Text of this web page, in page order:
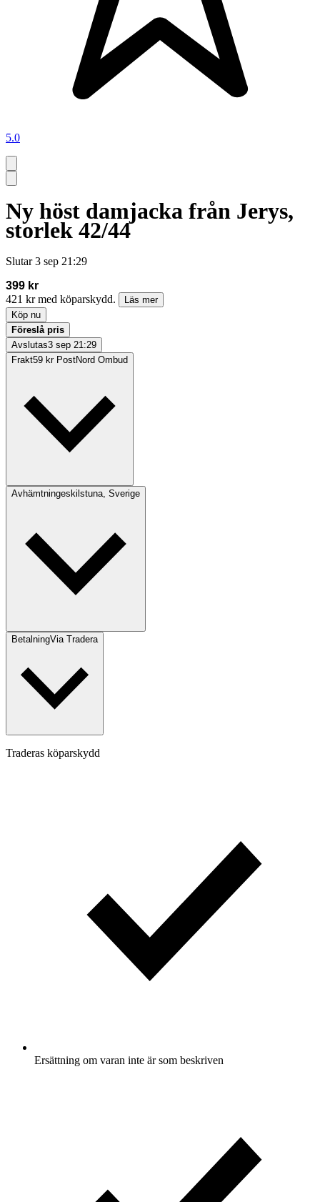
5.0
Ny höst damjacka från Jerys,
storlek 42/44
Slutar 3 sep 21:29
399 kr
421 kr med köparskydd.
Läs mer
Köp nu
Föreslå pris
Avslutas3 sep 21:29
Frakt59 kr PostNord Ombud
Avhämtningeskilstuna, Sverige
BetalningVia Tradera
Traderas köparskydd
Ersättning om varan inte är som beskriven